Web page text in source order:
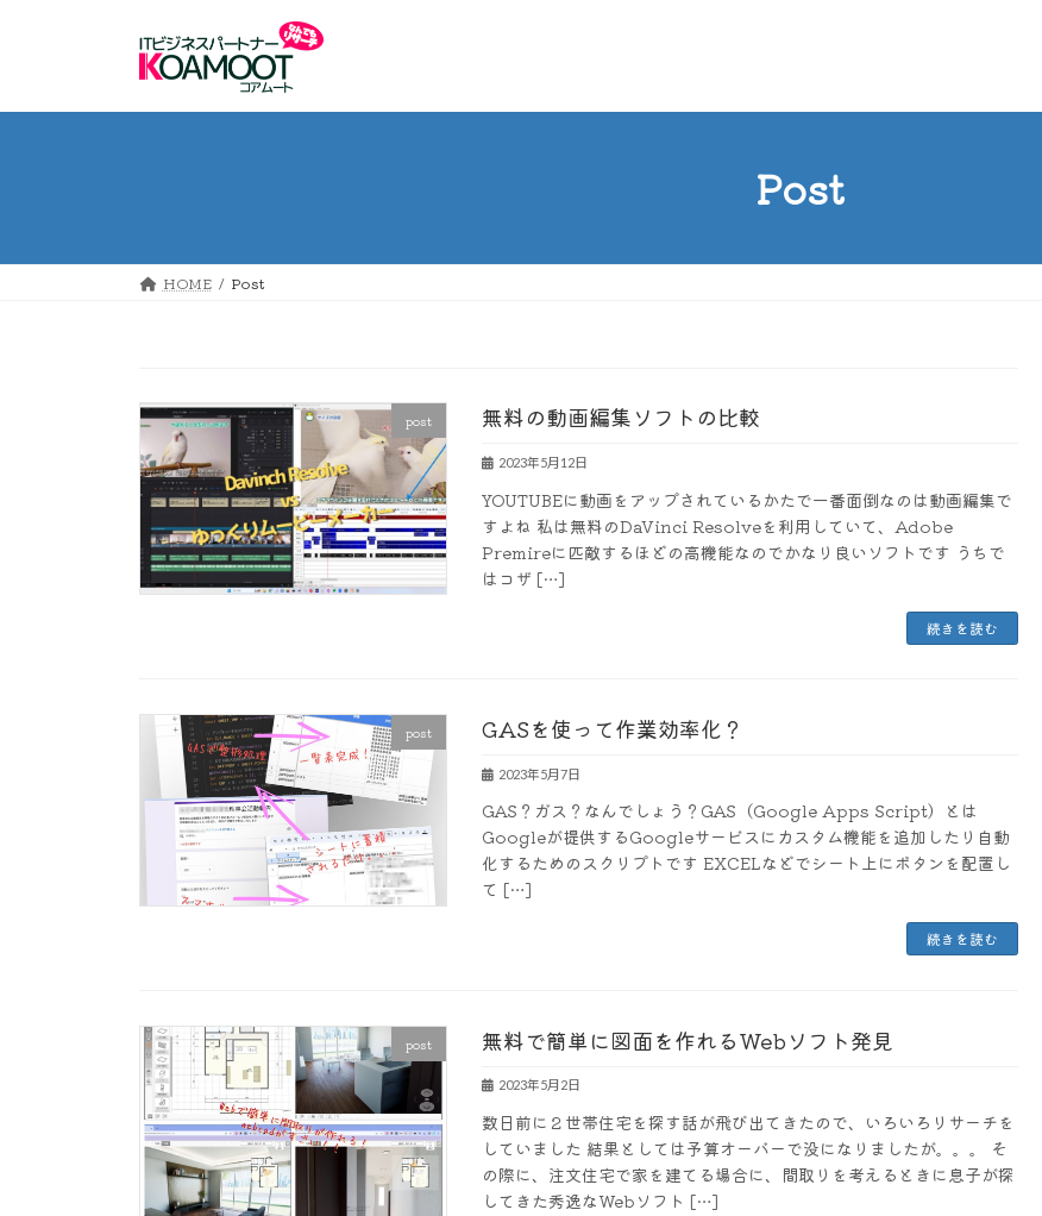
プ
動
Post
HOME Post
post 無料の動画編集ソフトの比較
2023年5月12日
YOUTUBEに動画をアップされているかたで一番面倒なのは動画編集で
すよね 私は無料のDaVinci Resolveを利用していて、Adobe
Premireに匹敵するほどの高機能なのでかなり良いソフトです うちで
はコザ […]
続きを読む
post GASを使って作業効率化？
2023年5月7日
GAS？ガス？なんでしょう？GAS（Google Apps Script）とは
Googleが提供するGoogleサービスにカスタム機能を追加したり自動
化するためのスクリプトです EXCELなどでシート上にボタンを配置し
て […]
続きを読む
post 無料で簡単に図面を作れるWebソフト発見
2023年5月2日
数日前に２世帯住宅を探す話が飛び出てきたので、いろいろリサーチを
していました 結果としては予算オーバーで没になりましたが。。。 そ
の際に、注文住宅で家を建てる場合に、間取りを考えるときに息子が探
してきた秀逸なWebソフト […]